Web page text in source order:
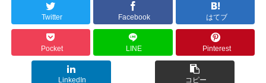
Twitter Facebook はてブ
Pocket LINE Pinterest
LinkedIn コピー